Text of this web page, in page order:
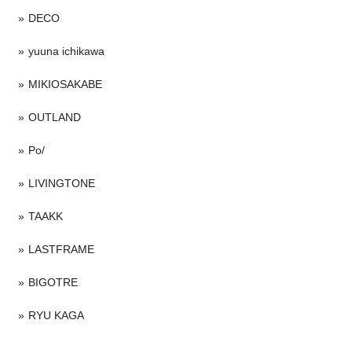
DECO
yuuna ichikawa
MIKIOSAKABE
OUTLAND
Po/
LIVINGTONE
TAAKK
LASTFRAME
BIGOTRE
RYU KAGA